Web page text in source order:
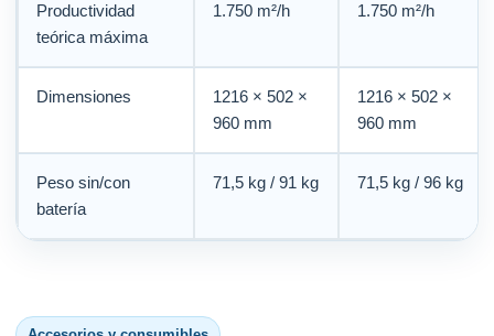
Productividad
teórica máxima
1.750 m²/h 1.750 m²/h
Dimensiones
1216 × 502 ×
960 mm
1216 × 502 ×
960 mm
Peso sin/con
batería
71,5 kg / 91 kg 71,5 kg / 96 kg